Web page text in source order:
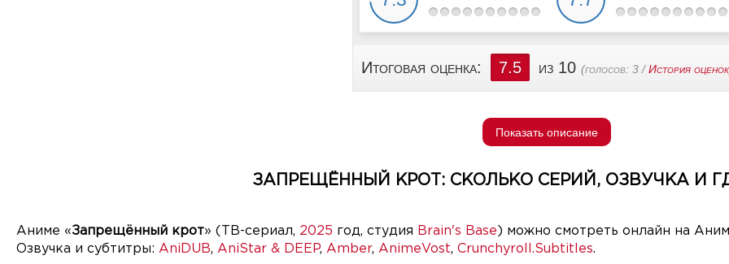
Итоговая оценка: 7.5 из 10 (голосов: 3/История оценок
Показать описание
ЗАПРЕЩЁННЫЙ КРОТ: СКОЛЬКО СЕРИЙ, ОЗВУЧКА И
Аниме «Запрещённый крот» (ТВ-сериал, 2025 год, студия Brain's Base ) можно смотреть онлайн на
Озвучка и субтитры: AniDUB, AniStar & DEEP, Amber, AnimeVost, Crunchyroll.Subtitles.